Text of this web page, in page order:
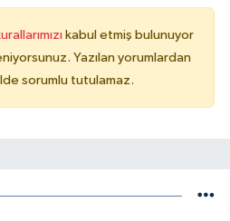
kabul etmiş bulunuyor
Yazılan yorumlardan
sorumlu tutulamaz.